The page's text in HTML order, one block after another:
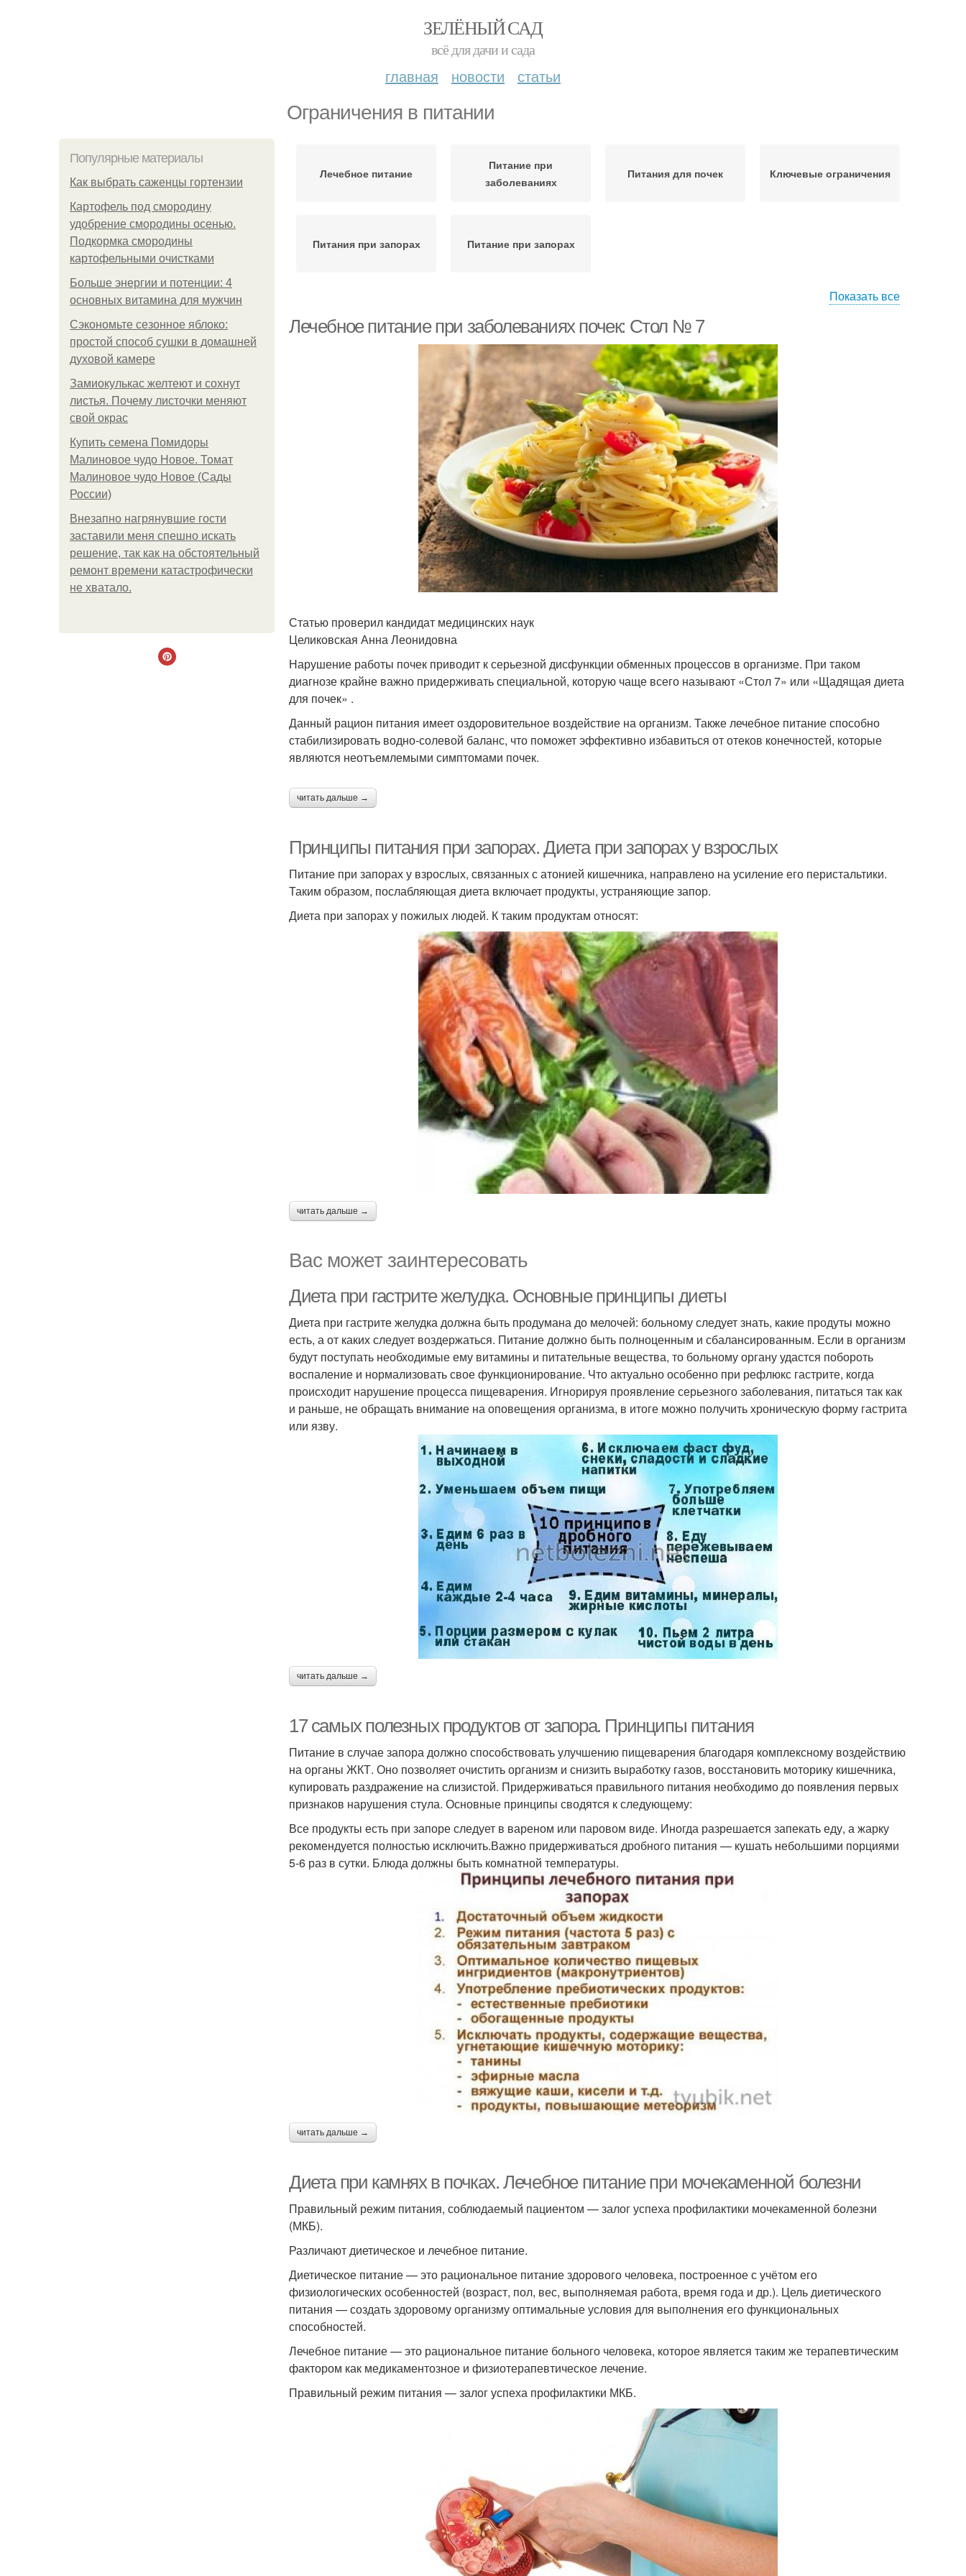
ЗЕЛЁНЫЙ САД
всё для дачи и сада
главная новости статьи
Ограничения в питании
Популярные материалы
Как выбрать саженцы гортензии
Картофель под смородину
удобрение смородины осенью.
Подкормка смородины
картофельными очистками
Больше энергии и потенции: 4
основных витамина для мужчин
Сэкономьте сезонное яблоко:
простой способ сушки в домашней
духовой камере
Замиокулькас желтеют и сохнут
листья. Почему листочки меняют
свой окрас
Купить семена Помидоры
Малиновое чудо Новое. Томат
Малиновое чудо Новое (Сады
России)
Внезапно нагрянувшие гости
заставили меня спешно искать
решение, так как на обстоятельный
ремонт времени катастрофически
не хватало.
Лечебное питание
Питание при
заболеваниях
Питания для почек Ключевые ограничения
Питания при запорах Питание при запорах
Показать все
Лечебное питание при заболеваниях почек: Стол № 7
Статью проверил кандидат медицинских наук
Целиковская Анна Леонидовна
Нарушение работы почек приводит к серьезной дисфункции обменных процессов в организме. При таком
диагнозе крайне важно придерживать специальной, которую чаще всего называют «Стол 7» или «Щадящая диета
для почек» .
Данный рацион питания имеет оздоровительное воздействие на организм. Также лечебное питание способно
стабилизировать водно-солевой баланс, что поможет эффективно избавиться от отеков конечностей, которые
являются неотъемлемыми симптомами почек.
читать дальше →
Принципы питания при запорах. Диета при запорах у взрослых
Питание при запорах у взрослых, связанных с атонией кишечника, направлено на усиление его перистальтики.
Таким образом, послабляющая диета включает продукты, устраняющие запор.
Диета при запорах у пожилых людей. К таким продуктам относят:
читать дальше →
Вас может заинтересовать
Диета при гастрите желудка. Основные принципы диеты
Диета при гастрите желудка должна быть продумана до мелочей: больному следует знать, какие продуты можно
есть, а от каких следует воздержаться. Питание должно быть полноценным и сбалансированным. Если в организм
будут поступать необходимые ему витамины и питательные вещества, то больному органу удастся побороть
воспаление и нормализовать свое функционирование. Что актуально особенно при рефлюкс гастрите, когда
происходит нарушение процесса пищеварения. Игнорируя проявление серьезного заболевания, питаться так как
и раньше, не обращать внимание на оповещения организма, в итоге можно получить хроническую форму гастрита
или язву.
читать дальше →
17 самых полезных продуктов от запора. Принципы питания
Питание в случае запора должно способствовать улучшению пищеварения благодаря комплексному воздействию
на органы ЖКТ. Оно позволяет очистить организм и снизить выработку газов, восстановить моторику кишечника,
купировать раздражение на слизистой. Придерживаться правильного питания необходимо до появления первых
признаков нарушения стула. Основные принципы сводятся к следующему:
Все продукты есть при запоре следует в вареном или паровом виде. Иногда разрешается запекать еду, а жарку
рекомендуется полностью исключить.Важно придерживаться дробного питания — кушать небольшими порциями
5-6 раз в сутки. Блюда должны быть комнатной температуры.
читать дальше →
Диета при камнях в почках. Лечебное питание при мочекаменной болезни
Правильный режим питания, соблюдаемый пациентом — залог успеха профилактики мочекаменной болезни
(МКБ).
Различают диетическое и лечебное питание.
Диетическое питание — это рациональное питание здорового человека, построенное с учётом его
физиологических особенностей (возраст, пол, вес, выполняемая работа, время года и др.). Цель диетического
питания — создать здоровому организму оптимальные условия для выполнения его функциональных
способностей.
Лечебное питание — это рациональное питание больного человека, которое является таким же терапевтическим
фактором как медикаментозное и физиотерапевтическое лечение.
Правильный режим питания — залог успеха профилактики МКБ.